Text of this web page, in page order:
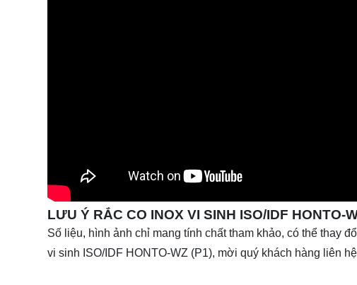
LƯU Ý RẮC CO INOX VI SINH ISO/IDF HONTO-
Số liệu, hình ảnh chỉ mang tính chất tham khảo, có thể thay
vi sinh ISO/IDF HONTO-WZ (P1), mời quý khách hàng liên